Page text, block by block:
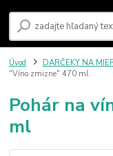
Úvod DARČEKY NA
"Víno zmizne" 470 ml
Pohár na
ml